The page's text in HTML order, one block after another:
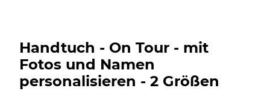
Handtuch - On Tour - mit
Fotos und Namen
personalisieren - 2 Größen